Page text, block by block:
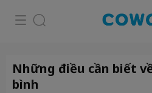
Những điều cần biết
bình